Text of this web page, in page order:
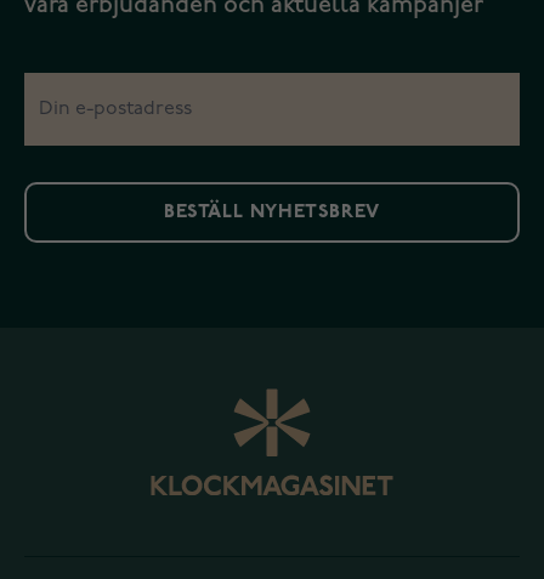
BESTÄLL NYHETSBREV